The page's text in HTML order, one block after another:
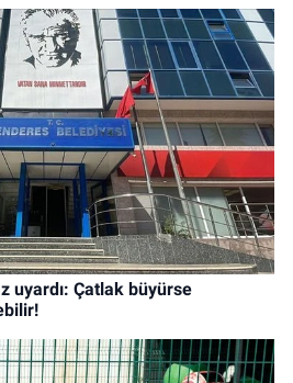
uyardı: Çatlak büyürse